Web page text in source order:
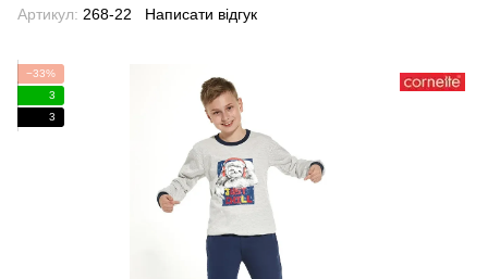
Артикул: 268-22 Написати відгук
−33%
3
3